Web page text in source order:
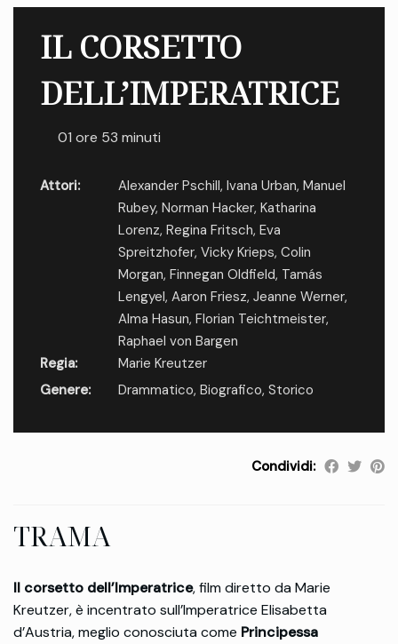
IL CORSETTO
DELL’IMPERATRICE
01 ore 53 minuti
Attori: Alexander Pschill, Ivana Urban, Manuel
Rubey, Norman Hacker, Katharina
Lorenz, Regina Fritsch, Eva
Spreitzhofer, Vicky Krieps, Colin
Morgan, Finnegan Oldfield, Tamás
Lengyel, Aaron Friesz, Jeanne Werner,
Alma Hasun, Florian Teichtmeister,
Raphael von Bargen
Regia:
Marie Kreutzer
Genere:
Drammatico, Biografico, Storico
Condividi:
TRAMA
Il corsetto dell’Imperatrice, film diretto da Marie
Kreutzer, è incentrato sull’Imperatrice Elisabetta
d’Austria, meglio conosciuta come Principessa